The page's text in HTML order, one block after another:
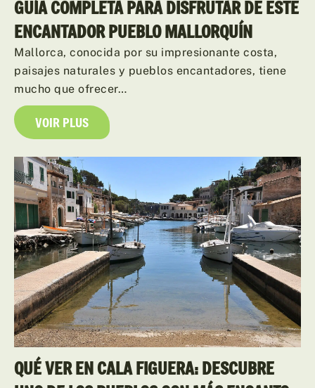
GUÍA COMPLETA PARA DISFRUTAR DE ESTE
ENCANTADOR PUEBLO MALLORQUÍN
Mallorca, conocida por su impresionante costa,
paisajes naturales y pueblos encantadores, tiene
mucho que ofrecer…
VOIR PLUS
QUÉ VER EN CALA FIGUERA: DESCUBRE